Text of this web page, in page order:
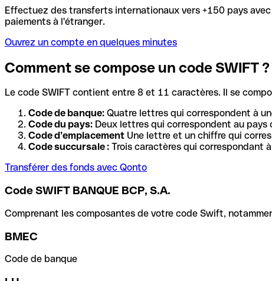
Effectuez des transferts internationaux vers +150 pays
paiements à l'étranger.
Ouvrez un compte en quelques minutes
Comment se compose un code SWIFT ?
Le code SWIFT contient entre 8 et 11 caractères. Il se
Code de banque: Quatre lettres qui correspondent à
Code du pays: Deux lettres qui correspondent au pays
Code d’emplacement Une lettre et un chiffre qui
Code succursale : Trois caractères qui correspondant
Transférer des fonds avec Qonto
Code SWIFT BANQUE BCP, S.A.
Comprenant les composantes de votre code Swift,
BMEC
Code de banque